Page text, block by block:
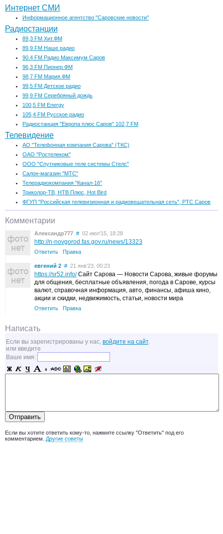
Интернет СМИ
Информационное агентство "Саровские новости"
Радиостанции
89,3 FM Хит.ФМ
89,9 FM Наше радио
90.4 FM Радио Максимум Саров
96,3 FM Пионер ФМ
98,7 FM Мария.ФМ
99,5 FM Детское радио
99,9 FM Серебряный дождь
100,5 FM Energy
105,4 FM Русское радио
Радиостанция "Европа плюс Саров" 102,7 FM
Телевидение
АО "Телефонная компания Сарова" (ТКС)
ОАО "Ростелеком"
ООО "Спутниковые теле системы Стелс"
Салон-магазин "МТС"
Телерадиокомпания "Канал-16"
Триколор-ТВ, НТВ Плюс, Hot Bird
ФГУП "Российская телевизионная и радиовещательная сеть", РТС Саров
Комментарии
Александр777 # 02 июл’15, 18:28
http://n-novgorod.fas.gov.ru/news/13323
Ответить Правка
евгений 2 # 21 янв’23, 00:23
https://sr52.info/Сайт Сарова — Новости Сарова, живые форумы
для общения, бесплатные объявления, погода в Сарове, курсы
валют, справочная информация, авто, финансы, афиша кино,
акции и скидки, недвижимость, статьи, новости мира
Ответить Правка
Написать
Если вы зарегистрированы у нас, войдите на сайт.
или введите
Ваше имя:
Если вы хотите ответить кому-то, нажмите ссылку "Ответить" под его
комментарием. Другие советы